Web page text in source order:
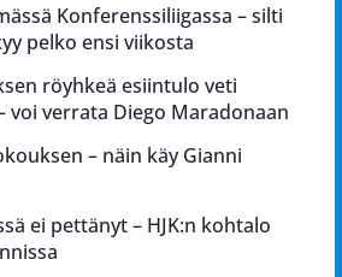
Konferenssiliigassa – silti
pelko ensi viikosta
röyhkeä esiintulo veti
voi verrata Diego Maradonaan
– näin käy Gianni
ei pettänyt – HJK:n kohtalo